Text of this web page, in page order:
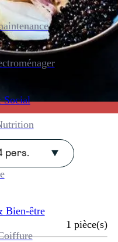
Social
Bien-être
pers.
1 pièce(s)